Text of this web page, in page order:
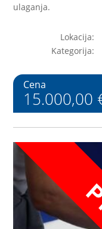
ulaganja.
Lokacija:
Kategorija:
Cena
15.000,00